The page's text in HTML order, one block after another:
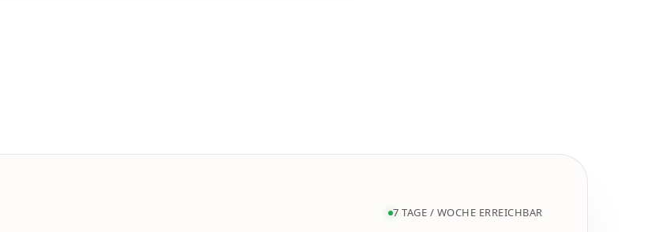
7 TAGE / WOCHE ERREICHBAR